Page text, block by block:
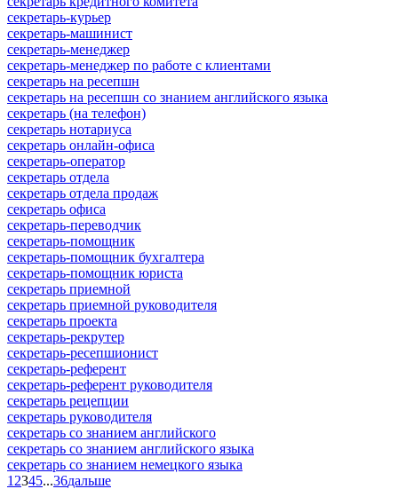
секретарь-курьер
секретарь-машинист
секретарь-менеджер
секретарь-менеджер по работе с клиентами
секретарь на ресепшн
секретарь на ресепшн со знанием английского языка
секретарь (на телефон)
секретарь нотариуса
секретарь онлайн-офиса
секретарь-оператор
секретарь отдела
секретарь отдела продаж
секретарь офиса
секретарь-переводчик
секретарь-помощник
секретарь-помощник бухгалтера
секретарь-помощник юриста
секретарь приемной
секретарь приемной руководителя
секретарь проекта
секретарь-рекрутер
секретарь-ресепшионист
секретарь-референт
секретарь-референт руководителя
секретарь рецепции
секретарь руководителя
секретарь со знанием английского
секретарь со знанием английского языка
секретарь со знанием немецкого языка
1 2345...36дальше